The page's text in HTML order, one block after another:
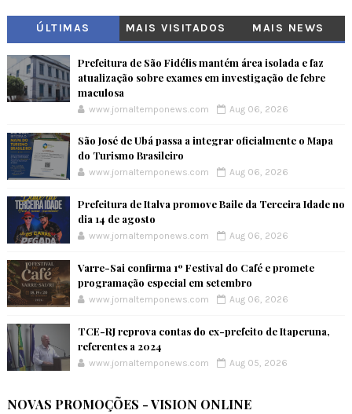
ÚLTIMAS MAIS VISITADOS MAIS NEWS
Prefeitura de São Fidélis mantém área isolada e faz
atualização sobre exames em investigação de febre
maculosa
www.jornaltemponews.com Aug 06, 2026
São José de Ubá passa a integrar oficialmente o Mapa
do Turismo Brasileiro
www.jornaltemponews.com Aug 06, 2026
Prefeitura de Italva promove Baile da Terceira Idade no
dia 14 de agosto
www.jornaltemponews.com Aug 06, 2026
Varre-Sai confirma 1º Festival do Café e promete
programação especial em setembro
www.jornaltemponews.com Aug 06, 2026
TCE-RJ reprova contas do ex-prefeito de Itaperuna,
referentes a 2024
www.jornaltemponews.com Aug 05, 2026
NOVAS PROMOÇÕES - VISION ONLINE